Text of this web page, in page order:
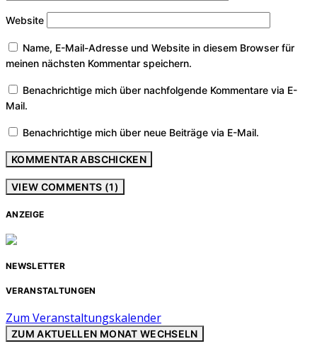
Website
Name, E-Mail-Adresse und Website in diesem Browser für
meinen nächsten Kommentar speichern.
Benachrichtige mich über nachfolgende Kommentare via E-
Mail.
Benachrichtige mich über neue Beiträge via E-Mail.
VIEW COMMENTS (1)
ANZEIGE
NEWSLETTER
VERANSTALTUNGEN
Zum Veranstaltungskalender
ZUM AKTUELLEN MONAT WECHSELN